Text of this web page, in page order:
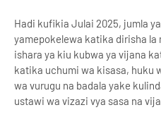
Hadi kufikia Julai 2025, jumla
yamepokelewa katika dirisha la
ishara ya kiu kubwa ya vijana
katika uchumi wa kisasa, huku
wa vurugu na badala yake
ustawi wa vizazi vya sasa na